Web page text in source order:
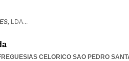
LDA...
CELORICO SAO PEDRO